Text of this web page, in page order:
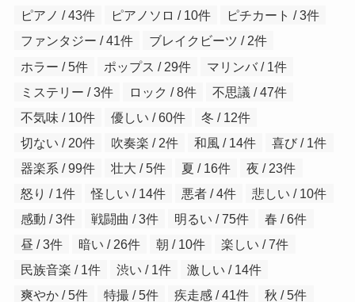
ピアノ / 43件
ピアノソロ / 10件
ピチカート / 3件
ファンタジー / 41件
ブレイクビーツ / 2件
ホラー / 5件
ポップス / 29件
マリンバ / 1件
ミステリー / 3件
ロック / 8件
不思議 / 47件
不気味 / 10件
優しい / 60件
冬 / 12件
切ない / 20件
吹奏楽 / 2件 和風 / 14件
喜び / 1件
器楽系 / 99件
壮大 / 5件 夏 / 16件
夜 / 23件
怒り / 1件
怪しい / 14件 悪者 / 4件
悲しい / 10件
感動 / 3件
戦闘曲 / 3件 明るい / 75件
春 / 6件
昼 / 3件
暗い / 26件 朝 / 10件
楽しい / 7件
民族音楽 / 1件
渋い / 1件
激しい / 14件
爽やか / 5件
特撮 / 5件 疾走感 / 41件 秋 / 5件